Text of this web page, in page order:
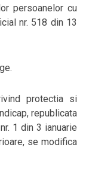
persoanelor cu
nr. 518 din 13
protectia si
republicata
1 din 3 ianuarie
se modifica